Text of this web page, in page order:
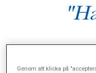
Genom att klicka på